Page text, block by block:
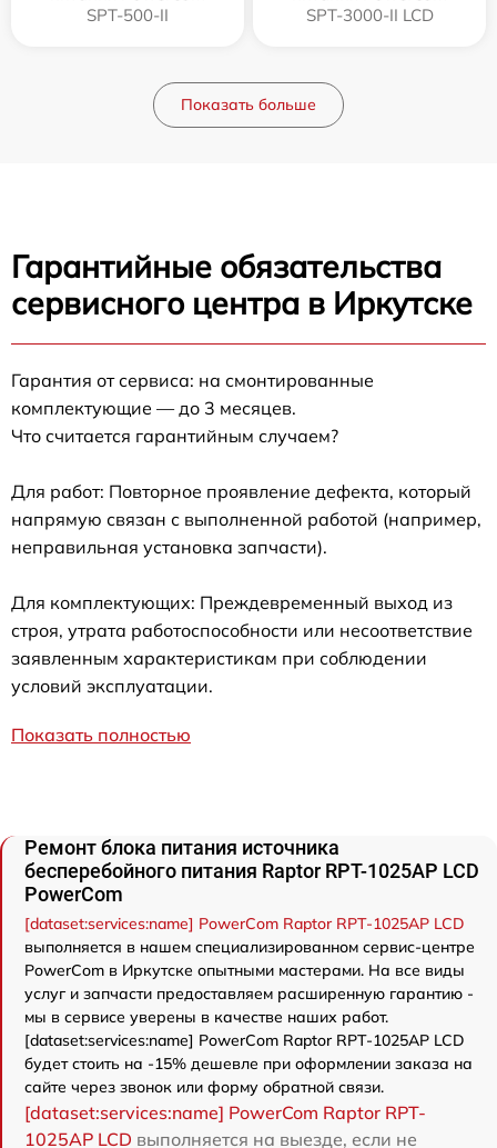
SPT-500-II
SPT-3000-II LCD
Показать больше
Гарантийные обязательства
сервисного центра в Иркутске
Гарантия от сервиса: на смонтированные
комплектующие — до 3 месяцев.
Что считается гарантийным случаем?
Для работ: Повторное проявление дефекта, который
напрямую связан с выполненной работой (например,
неправильная установка запчасти).
Для комплектующих: Преждевременный выход из
строя, утрата работоспособности или несоответствие
заявленным характеристикам при соблюдении
условий эксплуатации.
Показать полностью
Ремонт блока питания источника
бесперебойного питания Raptor RPT-1025AP LCD
PowerCom
[dataset:services:name] PowerCom Raptor RPT-1025AP LCD
выполняется в нашем специализированном сервис-центре
PowerCom в Иркутске опытными мастерами. На все виды
услуг и запчасти предоставляем расширенную гарантию -
мы в сервисе уверены в качестве наших работ.
[dataset:services:name] PowerCom Raptor RPT-1025AP LCD
будет стоить на -15% дешевле при оформлении заказа на
сайте через звонок или форму обратной связи.
[dataset:services:name] PowerCom Raptor RPT-
1025AP LCD выполняется на выезде, если не